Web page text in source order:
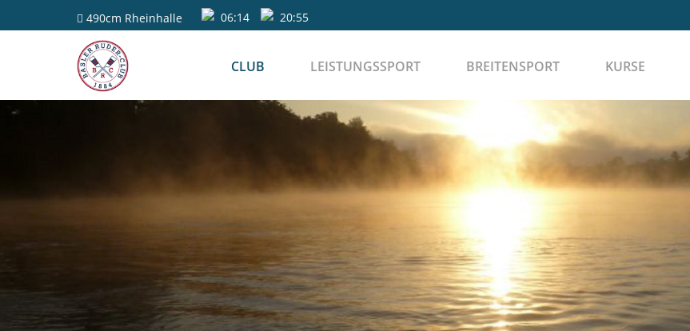
490cm Rheinhalle 06:14 20:55
CLUB LEISTUNGSSPORT BREITENSPORT KURSE